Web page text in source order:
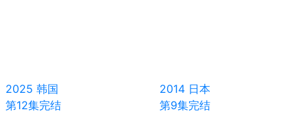
2025 韩国
第12集完结
2014 日本
第9集完结